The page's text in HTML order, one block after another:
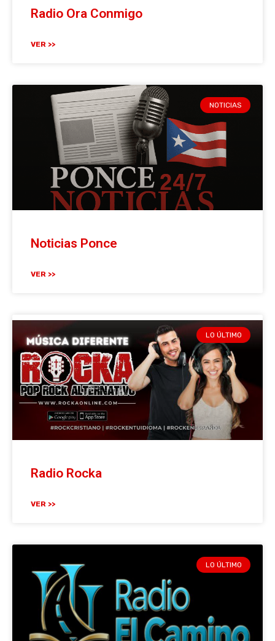
Radio Ora Conmigo
VER >>
NOTICIAS
Noticias Ponce
VER >>
LO ÚLTIMO
Radio Rocka
VER >>
LO ÚLTIMO